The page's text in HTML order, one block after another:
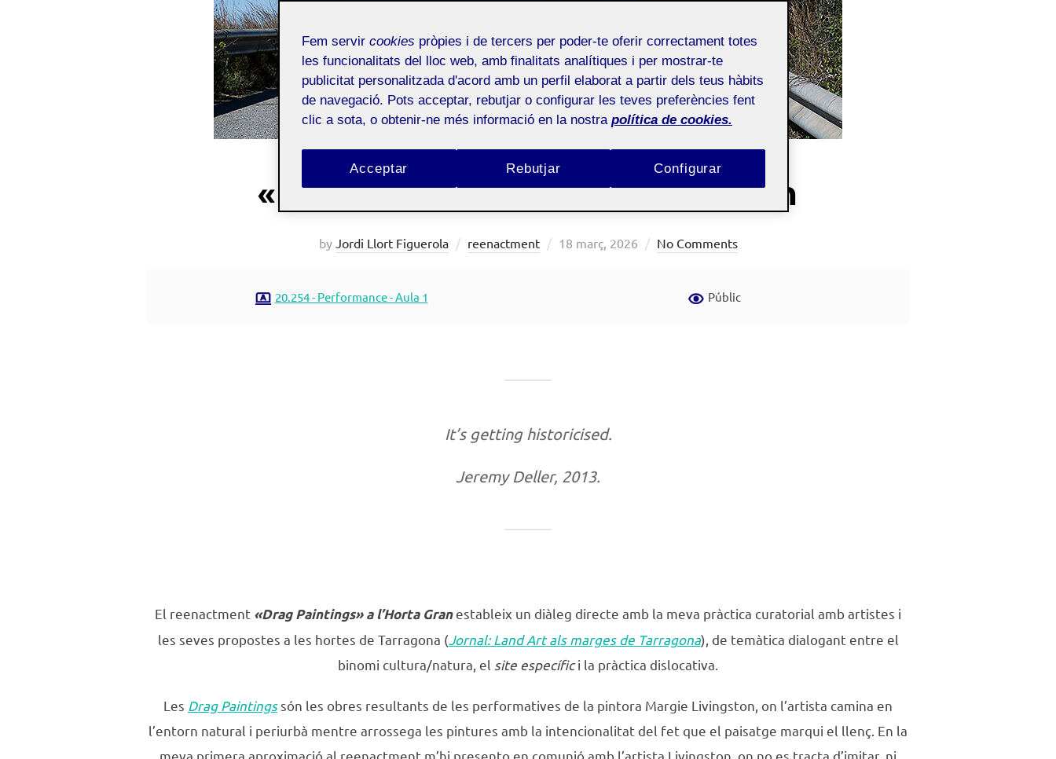
«Drag Paintings» a l’Horta Gran
by Jordi Llort Figuerola reenactment
Posted
18 març, 2026 No Comments
20.254 - Performance - Aula 1 Públic
It’s getting historicised.
Jeremy Deller, 2013.
El reenactment «Drag Paintings» a l’Horta Granestableix un diàleg directe amb la meva pràctica curatorial amb artistes i
les seves propostes a les hortes de Tarragona ( Jornal: Land Art als marges de Tarragona), de temàtica dialogant entre el
binomi cultura/natura, el site específici la pràctica dislocativa.
Les Drag Paintingssón les obres resultants de les performatives de la pintora Margie Livingston, on l’artista camina en
l’entorn natural i periurbà mentre arrossega les pintures amb la intencionalitat del fet que el paisatge marqui el llenç. En la
meva primera aproximació al reenactment m’hi presento en comunió amb l’artista Livingston, on no es tracta d’imitar, ni
Fem servir cookies pròpies i de tercers per poder-te oferir correctament totes
les funcionalitats del lloc web, amb finalitats analítiques i per mostrar-te
publicitat personalitzada d'acord amb un perfil elaborat a partir dels teus hàbits
de navegació. Pots acceptar, rebutjar o configurar les teves preferències fent
clic a sota, o obtenir-ne més informació en la nostra política de cookies.
Rebutjar
Acceptar Configurar